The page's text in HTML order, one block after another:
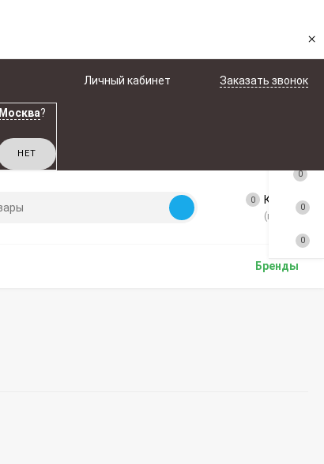
×
Москва?
Личный кабинет Заказать звонок
0 Корзина
(пусто)
Бренды
0
0
0